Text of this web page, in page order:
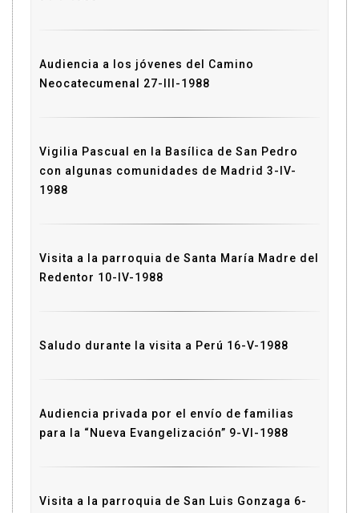
Audiencia a los jóvenes del Camino
Neocatecumenal 27-III-1988
Vigilia Pascual en la Basílica de San Pedro
con algunas comunidades de Madrid 3-IV-
1988
Visita a la parroquia de Santa María Madre del
Redentor 10-IV-1988
Saludo durante la visita a Perú 16-V-1988
Audiencia privada por el envío de familias
para la “Nueva Evangelización” 9-VI-1988
Visita a la parroquia de San Luis Gonzaga 6-